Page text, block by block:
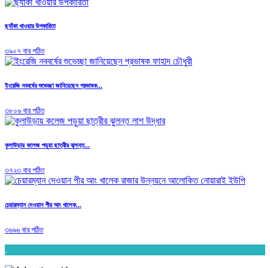
ছ্যাঁকা খাওয়ার উপকারিতা
৩৯০৭ বার পঠিত
ইংরেজি নববর্ষের শুভেচ্ছা জানিয়েছেন প্রভাষক...
৩৮০৬ বার পঠিত
কুলাউড়ায় কলেজ পড়ুয়া ছাত্রীর ঝুলন্ত...
৩৭২৩ বার পঠিত
চেয়ারম্যান দেওয়ান পীর আং খালেক...
৩৬৯৬ বার পঠিত
.